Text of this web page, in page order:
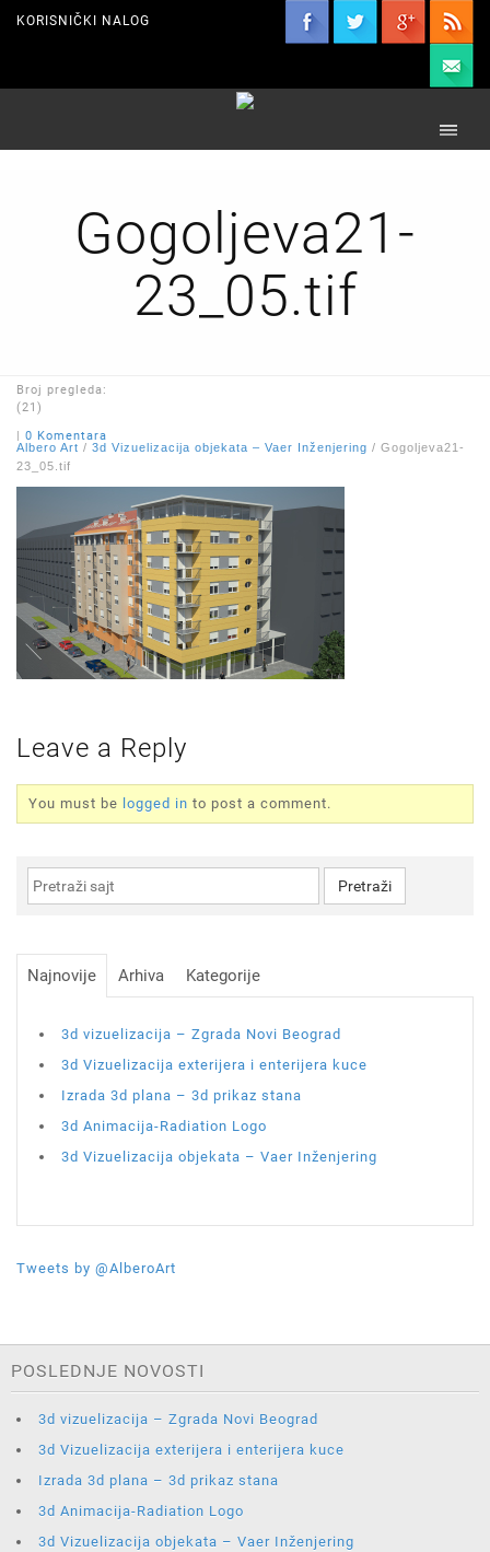
KORISNIČKI NALOG
Gogoljeva21-
23_05.tif
Broj pregleda:
(21)
0 Komentara
Albero Art / 3d Vizuelizacija objekata – Vaer Inženjering / Gogoljeva21-
23_05.tif
Leave a Reply
You must be logged in to post a comment.
Najnovije Arhiva Kategorije
3d vizuelizacija – Zgrada Novi Beograd
3d Vizuelizacija exterijera i enterijera kuce
Izrada 3d plana – 3d prikaz stana
3d Animacija-Radiation Logo
3d Vizuelizacija objekata – Vaer Inženjering
Tweets by @AlberoArt
POSLEDNJE NOVOSTI
3d vizuelizacija – Zgrada Novi Beograd
3d Vizuelizacija exterijera i enterijera kuce
Izrada 3d plana – 3d prikaz stana
3d Animacija-Radiation Logo
3d Vizuelizacija objekata – Vaer Inženjering